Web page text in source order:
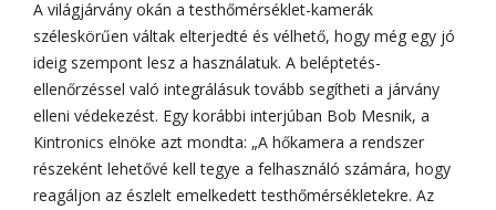
A világjárvány okán a testhőmérséklet-kamerák
széleskörűen váltak elterjedté és vélhető, hogy még egy jó
ideig szempont lesz a használatuk. A beléptetés-
ellenőrzéssel való integrálásuk tovább segítheti a járvány
elleni védekezést. Egy korábbi interjúban Bob Mesnik, a
Kintronics elnöke azt mondta: „A hőkamera a rendszer
részeként lehetővé kell tegye a felhasználó számára, hogy
reagáljon az észlelt emelkedett testhőmérsékletekre. Az